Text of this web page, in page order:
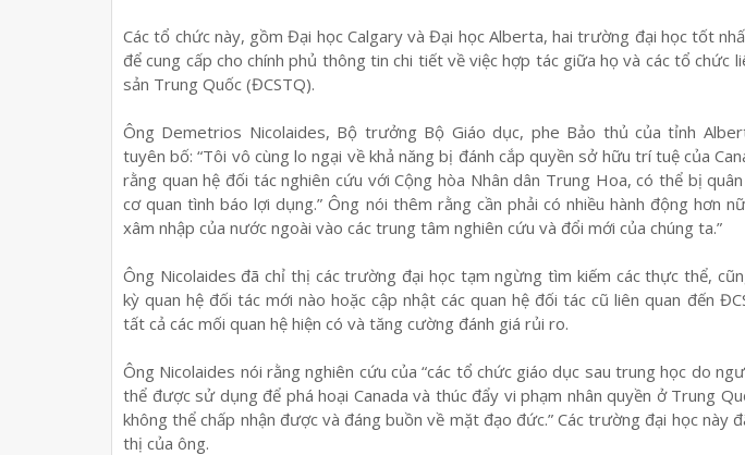
Các tổ chức này, gồm Đại học Calgary và Đại học Alberta, hai trường đại học tốt
để cung cấp cho chính phủ thông tin chi tiết về việc hợp tác giữa họ và các tổ chức
sản Trung Quốc (ĐCSTQ).
Ông Demetrios Nicolaides, Bộ trưởng Bộ Giáo dục, phe Bảo thủ của tỉnh
tuyên bố: “Tôi vô cùng lo ngại về khả năng bị đánh cắp quyền sở hữu trí tuệ của
rằng quan hệ đối tác nghiên cứu với Cộng hòa Nhân dân Trung Hoa, có thể bị
cơ quan tình báo lợi dụng.” Ông nói thêm rằng cần phải có nhiều hành động hơn
xâm nhập của nước ngoài vào các trung tâm nghiên cứu và đổi mới của chúng ta.”
Ông Nicolaides đã chỉ thị các trường đại học tạm ngừng tìm kiếm các thực thể,
kỳ quan hệ đối tác mới nào hoặc cập nhật các quan hệ đối tác cũ liên quan đến
tất cả các mối quan hệ hiện có và tăng cường đánh giá rủi ro.
Ông Nicolaides nói rằng nghiên cứu của “các tổ chức giáo dục sau trung học do
thể được sử dụng để phá hoại Canada và thúc đẩy vi phạm nhân quyền ở Trung
không thể chấp nhận được và đáng buồn về mặt đạo đức.” Các trường đại học này
thị của ông.